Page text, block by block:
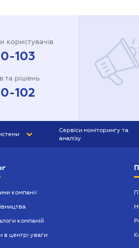
користувачів
103
та рішень
102
Сервіси моніторингу та
аналізу
компанії
компаній
в центрі уваги